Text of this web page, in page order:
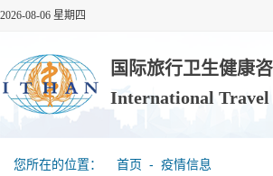
2026-08-06 星期四
国际旅行卫生健康
International
您所在的位置： 首页 ‐ 疫情信息